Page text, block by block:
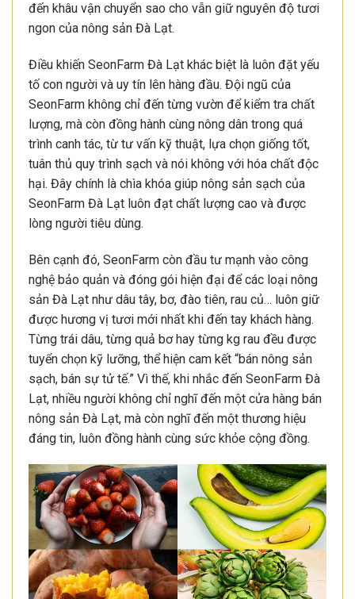
đến khâu vận chuyển sao cho vẫn giữ nguyên độ tươi
ngon của nông sản Đà Lạt.
Điều khiến SeonFarm Đà Lạt khác biệt là luôn đặt yếu
tố con người và uy tín lên hàng đầu. Đội ngũ của
SeonFarm không chỉ đến từng vườn để kiểm tra chất
lượng, mà còn đồng hành cùng nông dân trong quá
trình canh tác, từ tư vấn kỹ thuật, lựa chọn giống tốt,
tuân thủ quy trình sạch và nói không với hóa chất độc
hại. Đây chính là chìa khóa giúp nông sản sạch của
SeonFarm Đà Lạt luôn đạt chất lượng cao và được
lòng người tiêu dùng.
Bên cạnh đó, SeonFarm còn đầu tư mạnh vào công
nghệ bảo quản và đóng gói hiện đại để các loại nông
sản Đà Lạt như dâu tây, bơ, đào tiên, rau củ… luôn giữ
được hương vị tươi mới nhất khi đến tay khách hàng.
Từng trái dâu, từng quả bơ hay từng kg rau đều được
tuyển chọn kỹ lưỡng, thể hiện cam kết “bán nông sản
sạch, bán sự tử tế.” Vì thế, khi nhắc đến SeonFarm Đà
Lạt, nhiều người không chỉ nghĩ đến một cửa hàng bán
nông sản Đà Lạt, mà còn nghĩ đến một thương hiệu
đáng tin, luôn đồng hành cùng sức khỏe cộng đồng.